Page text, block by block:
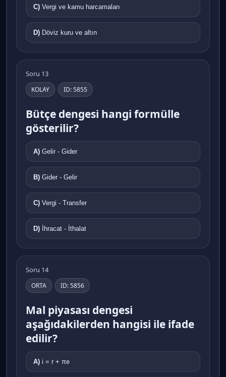
C) Vergi ve kamu harcamaları
D) Döviz kuru ve altın
Soru 13
KOLAY ID: 5855
Bütçe dengesi hangi formülle
gösterilir?
A) Gelir - Gider
B) Gider - Gelir
C) Vergi - Transfer
D) İhracat - İthalat
Soru 14
ORTA ID: 5856
Mal piyasası dengesi
aşağıdakilerden hangisi ile ifade
edilir?
A) i = r + πe